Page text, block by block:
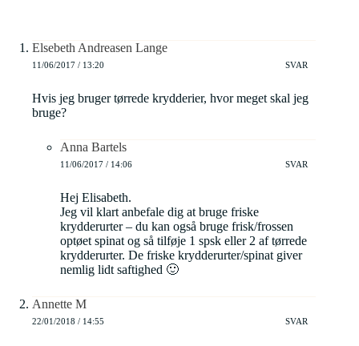
Elsebeth Andreasen Lange
11/06/2017 / 13:20 SVAR
Hvis jeg bruger tørrede krydderier, hvor meget skal jeg
bruge?
Anna Bartels
11/06/2017 / 14:06 SVAR
Hej Elisabeth.
Jeg vil klart anbefale dig at bruge friske
krydderurter – du kan også bruge frisk/frossen
optøet spinat og så tilføje 1 spsk eller 2 af tørrede
krydderurter. De friske krydderurter/spinat giver
nemlig lidt saftighed 🙂
Annette M
22/01/2018 / 14:55 SVAR